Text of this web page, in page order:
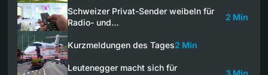
Schweizer Privat-Sender weibeln für
Radio- und…
2 Min
Kurzmeldungen des Tages2 Min
Leutenegger macht sich für